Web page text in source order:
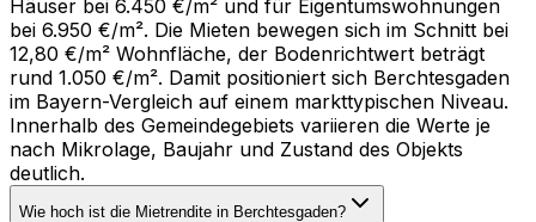
Häuser bei 6.450 €/m² und für Eigentumswohnungen
bei 6.950 €/m². Die Mieten bewegen sich im Schnitt bei
12,80 €/m² Wohnfläche, der Bodenrichtwert beträgt
rund 1.050 €/m². Damit positioniert sich Berchtesgaden
im Bayern-Vergleich auf einem markttypischen Niveau.
Innerhalb des Gemeindegebiets variieren die Werte je
nach Mikrolage, Baujahr und Zustand des Objekts
deutlich.
Wie hoch ist die Mietrendite in Berchtesgaden?